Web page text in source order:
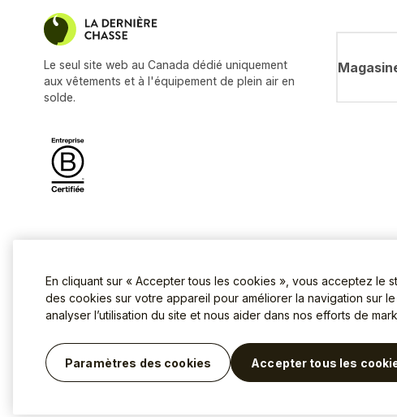
Le seul site web au Canada dédié uniquement
aux vêtements et à l'équipement de plein air en
solde.
En cliquant sur « Accepter tous les cookies », vous acceptez le
des cookies sur votre appareil pour améliorer la navigation sur le
analyser l’utilisation du site et nous aider dans nos efforts de
Paramètres des cookies Accepter tous les